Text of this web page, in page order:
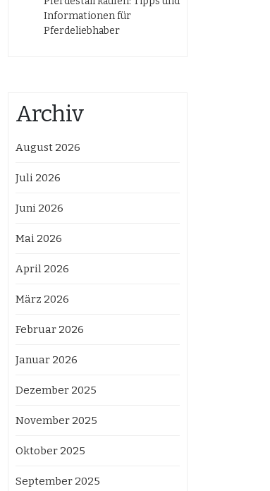
Informationen für
Pferdeliebhaber
Archiv
August 2026
Juli 2026
Juni 2026
Mai 2026
April 2026
März 2026
Februar 2026
Januar 2026
Dezember 2025
November 2025
Oktober 2025
September 2025